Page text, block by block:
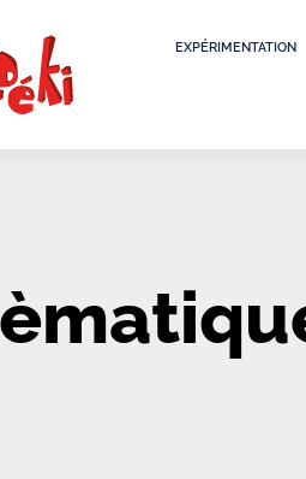
EXPÉRIMENTATION